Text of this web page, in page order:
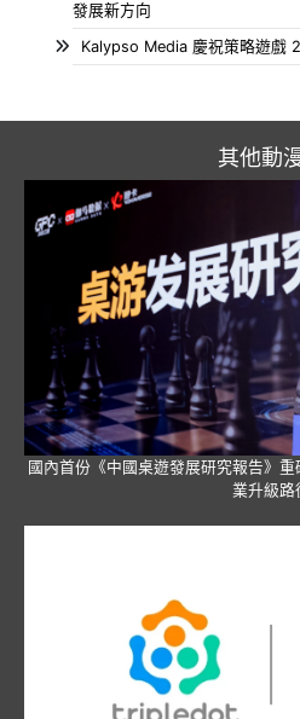
發展新方向
Kalypso Media 慶祝策略遊
其他動
國內首份《中國桌遊發展研究報告》
業升級路